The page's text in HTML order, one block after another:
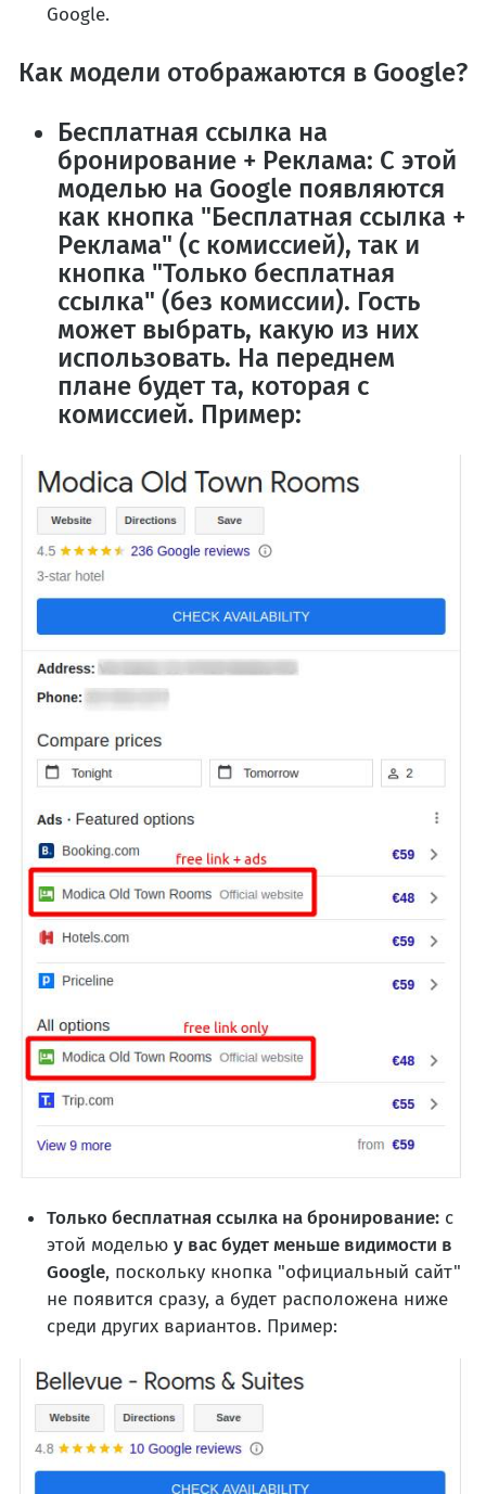
Google.
Как модели отображаются в Google?
Бесплатная ссылка на
бронирование + Реклама: С этой
моделью на Google появляются
как кнопка "Бесплатная ссылка +
Реклама" (с комиссией), так и
кнопка "Только бесплатная
ссылка" (без комиссии). Гость
может выбрать, какую из них
использовать. На переднем
плане будет та, которая с
комиссией. Пример:
Только бесплатная ссылка на бронирование:с
этой моделью у вас будет меньше видимости в
Google, поскольку кнопка "официальный сайт"
не появится сразу, а будет расположена ниже
среди других вариантов. Пример: